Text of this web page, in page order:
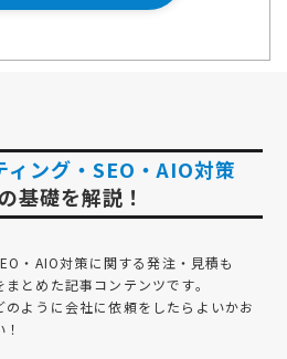
ィング・SEO・AIO対策
基礎を解説！
・AIO対策に関する発注・見積も
とめた記事コンテンツです。
ように会社に依頼をしたらよいかお